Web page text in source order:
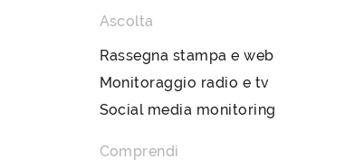
Ascolta
Rassegna stampa e web
Monitoraggio radio e tv
Social media monitoring
Comprendi